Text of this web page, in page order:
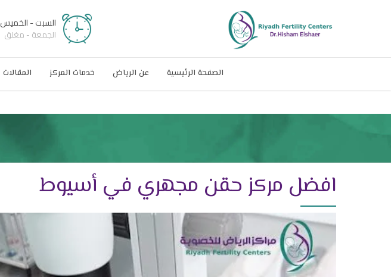
السبت - الخميس 10:00ص - 08:00م
الجمعة - مغلق
الصفحة الرئيسية عن الرياض خدمات المركز المقالات
افضل مركز حقن مجهري في أسيوط